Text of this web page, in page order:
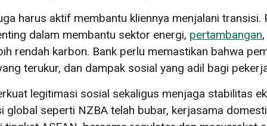
harus aktif membantu kliennya menjalani transisi.
dalam membantu sektor energi, pertambangan
rendah karbon. Bank perlu memastikan bahwa
terukur, dan dampak sosial yang adil bagi
legitimasi sosial sekaligus menjaga stabilitas
global seperti NZBA telah bubar, kerjasama